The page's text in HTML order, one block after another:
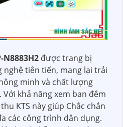
N8883H2 được trang bị
nghệ tiên tiến, mang lại trải
minh và chất lượng
khả năng xem ban đêm
KTS này giúp Chắc chắn
các công trình dân dụng.